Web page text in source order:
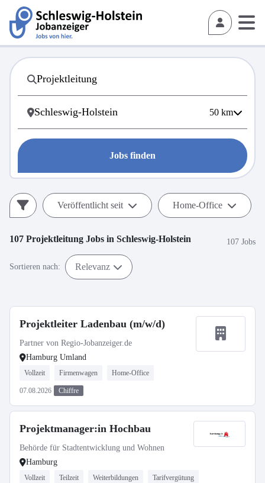
50 km
Jobs finden
Veröffentlicht seit Home-Office
107 Projektleitung Jobs in Schleswig-Holstein 107 Jobs
Sortieren nach: Relevanz
Projektleiter Ladenbau (m/w/d)
Partner von Regio-Jobanzeiger.de
Hamburg Umland
Vollzeit Firmenwagen Home-Office
07.08.2026 Chiffre
Projektmanager:in Hochbau
Behörde für Stadtentwicklung und Wohnen
Hamburg
Vollzeit Teilzeit Weiterbildungen Tarifvergütung